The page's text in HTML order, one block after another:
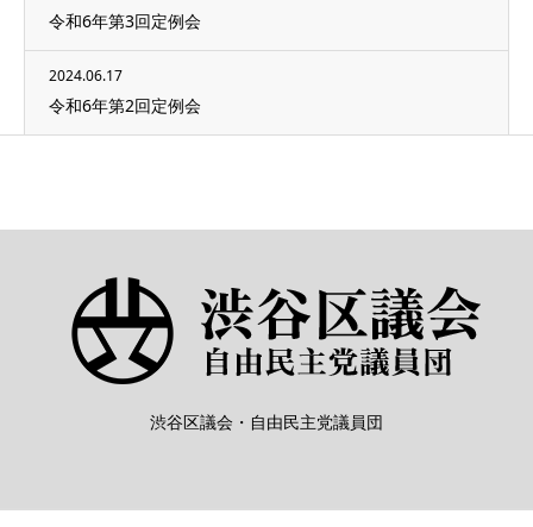
令和6年第3回定例会
2024.06.17
令和6年第2回定例会
渋谷区議会・自由民主党議員団